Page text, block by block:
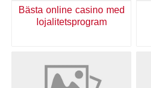
Bästa online casino med
lojalitetsprogram